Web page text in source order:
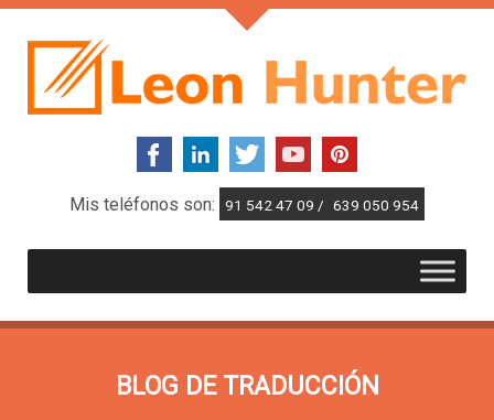
Mis teléfonos son: 91 542 47 09 / 639 050 954
BLOG DE TRADUCCIÓN